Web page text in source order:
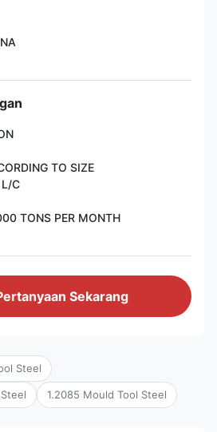
TO SIZE
C
TONS PER MONTH
Sekarang
Steel
1.2085 Mould Tool Steel